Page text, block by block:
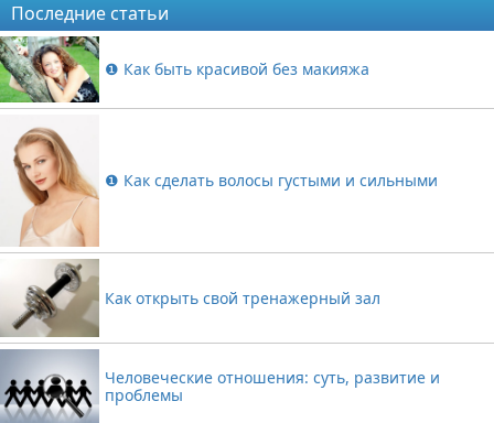
Последние статьи
❶ Как быть красивой без макияжа
❶ Как сделать волосы густыми и сильными
Как открыть свой тренажерный зал
Человеческие отношения: суть, развитие и
проблемы